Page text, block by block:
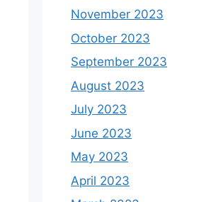
November 2023
October 2023
September 2023
August 2023
July 2023
June 2023
May 2023
April 2023